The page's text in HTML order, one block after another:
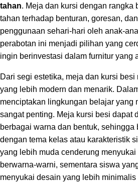
tahan. Meja dan kursi dengan rangka
tahan terhadap benturan, goresan,
penggunaan sehari-hari oleh anak-
perabotan ini menjadi pilihan yang
ingin berinvestasi dalam furnitur yang
Dari segi estetika, meja dan kursi
yang lebih modern dan menarik.
menciptakan lingkungan belajar yang
sangat penting. Meja kursi besi dapat
berbagai warna dan bentuk, sehingga
dengan tema kelas atau karakteristik
yang lebih muda cenderung
berwarna-warni, sementara siswa
menyukai desain yang lebih